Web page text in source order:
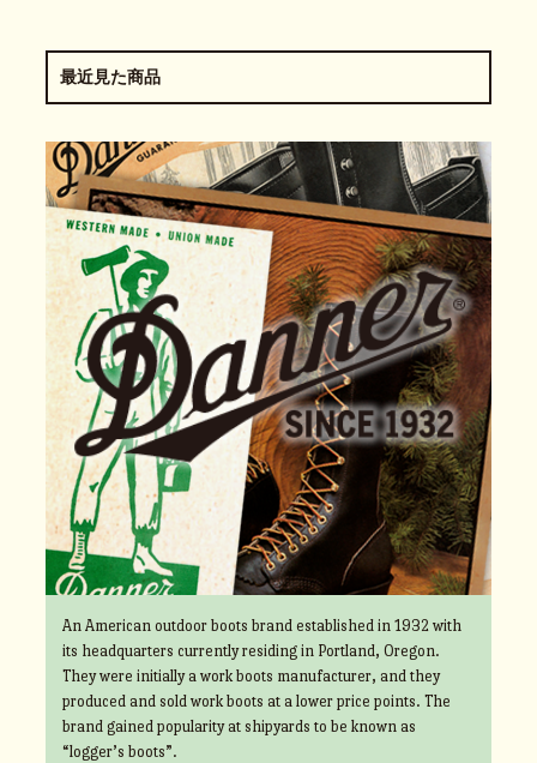
最近見た商品
An American outdoor boots brand established in 1932 with
its headquarters currently residing in Portland, Oregon.
They were initially a work boots manufacturer, and they
produced and sold work boots at a lower price points. The
brand gained popularity at shipyards to be known as
“logger’s boots”.